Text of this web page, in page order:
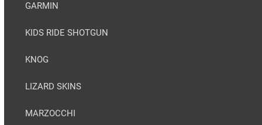
GARMIN
KIDS RIDE SHOTGUN
KNOG
LIZARD SKINS
MARZOCCHI